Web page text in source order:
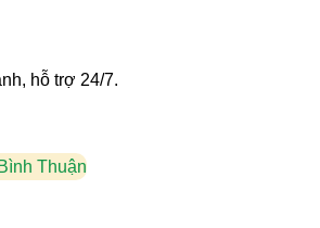
hỗ trợ 24/7.
Thuận